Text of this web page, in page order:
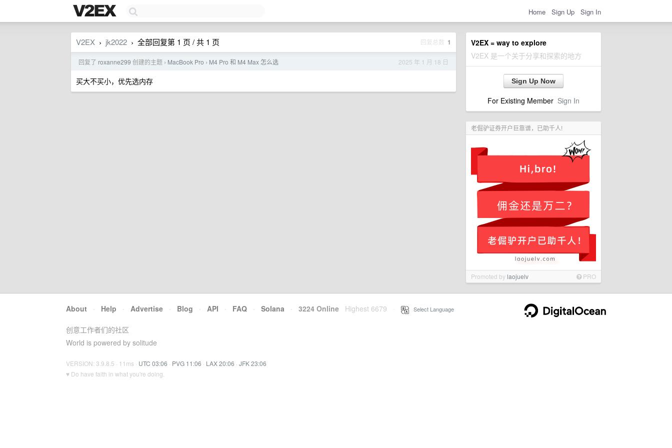
Home Sign Up Sign In
V2EX = way to explore
V2EX 是一个关于分享和探索的地方
Sign Up Now
For Existing Member Sign In
老倔驴证券开户巨靠谱，已助千人!
Promoted bylaojuelv PRO
V2EX › jk2022 › 全部回复第 1 页 / 共 1 页 回复总数 1
2025 年 1 月 18 日
回复了 roxanne299 创建的主题 › MacBook Pro › M4 Pro 和 M4 Max 怎么选
买大不买小，优先选内存
About · Help · Advertise · Blog · API · FAQ · Solana · 3224 Online Highest 6679 Select Language
创意工作者们的社区
World is powered by solitude
VERSION: 3.9.8.5 · 11ms · UTC 03:06 · PVG 11:06 · LAX 20:06 · JFK 23:06
♥ Do have faith in what you're doing.